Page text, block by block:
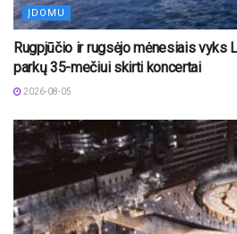
ĮDOMU
Rugpjūčio ir rugsėjo mėnesiais vyks
parkų 35-mečiui skirti koncertai
2026-08-05